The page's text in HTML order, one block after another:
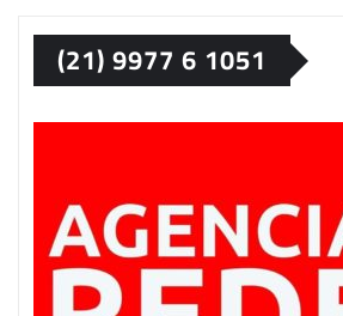
(21) 9977 6 1051